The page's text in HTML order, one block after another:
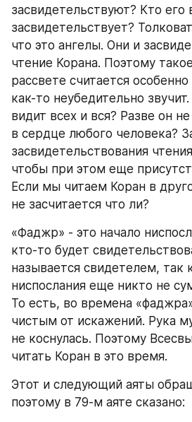
засвидетельствуют? Кто его
засвидетельствует?
что это ангелы. Они и
чтение Корана. Поэтому
рассвете считается
как-то неубедительно
видит всех и вся? Разве он
в сердце любого человека?
засвидетельствования
чтобы при этом еще
Если мы читаем Коран в
не засчитается что ли?
«Фаджр» - это начало
кто-то будет
называется свидетелем, так
ниспослания еще никто не
То есть, во времена
чистым от искажений. Рука
не коснулась. Поэтому
читать Коран в это время.
Этот и следующий аяты
поэтому в 79-м аяте сказано: